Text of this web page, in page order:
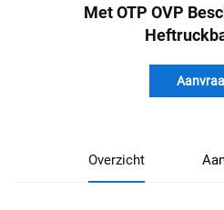
Met OTP OVP
Overzicht